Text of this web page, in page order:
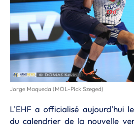
Jorge Maqueda (MOL-Pick Szeged)
L'EHF a officialisé aujourd'hui
du calendrier de la nouvelle